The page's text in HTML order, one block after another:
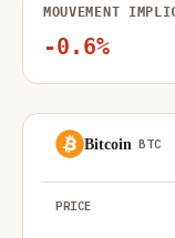
MOUVEMENT
-0.6%
# CRYPTO
Bitcoin BTC